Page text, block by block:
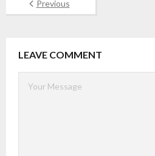
Previous
LEAVE COMMENT